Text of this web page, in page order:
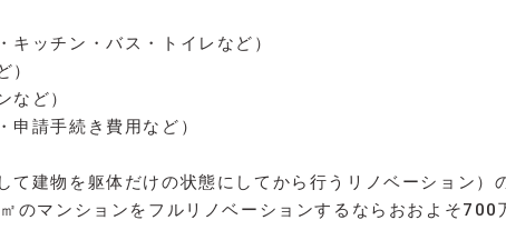
キッチン・バス・トイレなど）
）
など）
申請手続き費用など）
て建物を躯体だけの状態にしてから行うリノベーション）
のマンションをフルリノベーションするならおおよそ700